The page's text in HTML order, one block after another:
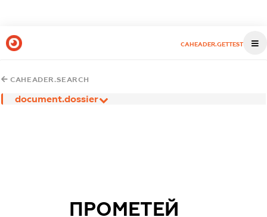
CAHEADER.GETTEST
CAHEADER.SEARCH
document.dossier
ПРОМЕТЕЙ